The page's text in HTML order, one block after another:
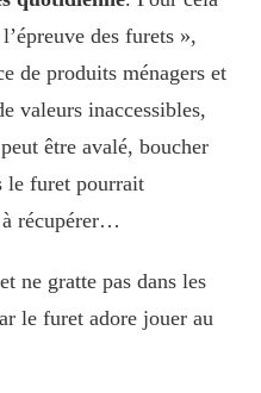
des furets »,
de produits ménagers et
valeurs inaccessibles,
être avalé, boucher
le furet pourrait
à récupérer…
ne gratte pas dans les
le furet adore jouer au